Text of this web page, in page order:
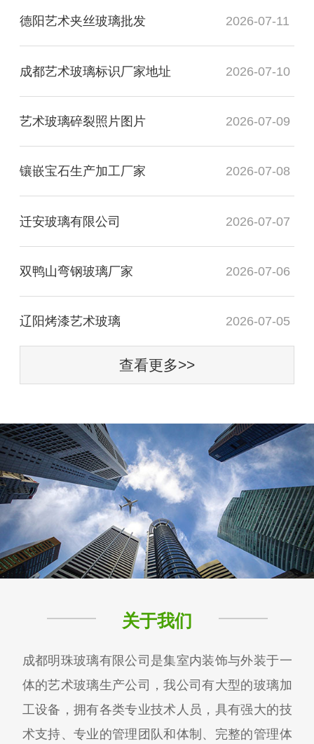
德阳艺术夹丝玻璃批发 2026-07-11
成都艺术玻璃标识厂家地址 2026-07-10
艺术玻璃碎裂照片图片 2026-07-09
镶嵌宝石生产加工厂家 2026-07-08
迁安玻璃有限公司 2026-07-07
双鸭山弯钢玻璃厂家 2026-07-06
辽阳烤漆艺术玻璃 2026-07-05
查看更多>>
关于我们
成都明珠玻璃有限公司是集室内装饰与外装于一
体的艺术玻璃生产公司，我公司有大型的玻璃加
工设备，拥有各类专业技术人员，具有强大的技
术支持、专业的管理团队和体制、完整的管理体